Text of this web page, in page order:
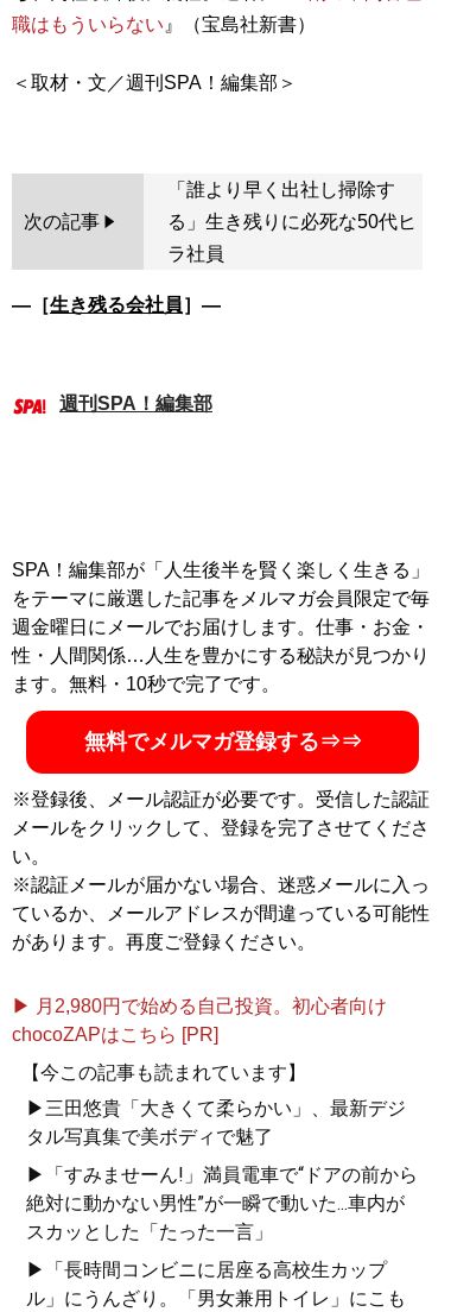
職はもういらない 』（宝島社新書）
＜取材・文／週刊SPA！編集部＞
次の記事
「誰より早く出社し掃除す
る」生き残りに必死な50代ヒ
ラ社員
―［生き残る会社員］―
週刊SPA！編集部
SPA！編集部が「人生後半を賢く楽しく生きる」
をテーマに厳選した記事をメルマガ会員限定で毎
週金曜日にメールでお届けします。仕事・お金・
性・人間関係…人生を豊かにする秘訣が見つかり
ます。無料・10秒で完了です。
無料でメルマガ登録する⇒⇒
※登録後、メール認証が必要です。受信した認証
メールをクリックして、登録を完了させてくださ
い。
※認証メールが届かない場合、迷惑メールに入っ
ているか、メールアドレスが間違っている可能性
があります。再度ご登録ください。
▶ 月2,980円で始める自己投資。初心者向け
chocoZAPはこちら [PR]
【今この記事も読まれています】
▶三田悠貴「大きくて柔らかい」、最新デジ
タル写真集で美ボディで魅了
▶「すみませーん!」満員電車で“ドアの前から
絶対に動かない男性”が一瞬で動いた...車内が
スカッとした「たった一言」
▶「長時間コンビニに居座る高校生カップ
ル」にうんざり。「男女兼用トイレ」にこも